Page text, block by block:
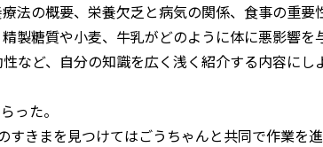
法の概要、栄養欠乏と病気の関係、食事の重要
製糖質や小麦、牛乳がどのように体に悪影響を
など、自分の知識を広く浅く紹介する内容にし
った。
きまを見つけてはごうちゃんと共同で作業を